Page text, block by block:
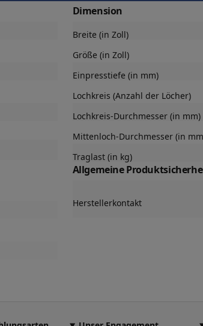
Dimension
Breite (in Zoll)
Größe (in Zoll)
Einpresstiefe (in mm)
Lochkreis (Anzahl der Löcher)
Lochkreis-Durchmesser (in mm)
Mittenloch-Durchmesser (in
Traglast (in kg)
Allgemeine
Herstellerkontakt